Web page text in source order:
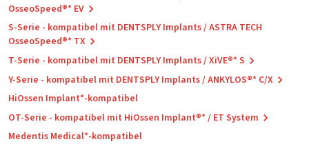
OsseoSpeed®* EV
S-Serie - kompatibel mit DENTSPLY Implants / ASTRA TECH
OsseoSpeed®* TX
T-Serie - kompatibel mit DENTSPLY Implants / XiVE®* S
Y-Serie - kompatibel mit DENTSPLY Implants / ANKYLOS®* C/X
HiOssen Implant*-kompatibel
OT-Serie - kompatibel mit HiOssen Implant®* / ET System
Medentis Medical*-kompatibel